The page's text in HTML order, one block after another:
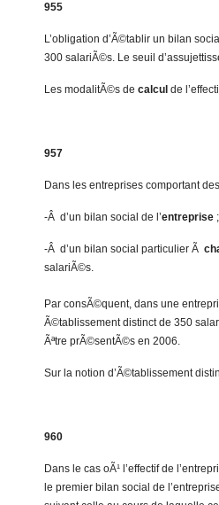
955
L’obligation d’Ã©tablir un bilan
300 salariÃ©s. Le seuil
Les modalitÃ©s de calcul de
957
Dans les entreprises comportant des
-Â d’un bilan social de l’entreprise ;
-Â d’un bilan social particulier Ã
salariÃ©s.
Par consÃ©quent, dans une
Ã©tablissement distinct de 350
Ãªtre prÃ©sentÃ©s en 2006.
Sur la notion d’Ã©tablissement
960
Dans le cas oÃ¹ l’effectif de
le premier bilan social de